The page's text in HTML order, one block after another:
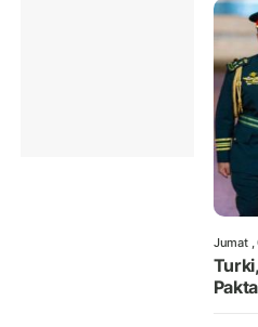
Jumat ,